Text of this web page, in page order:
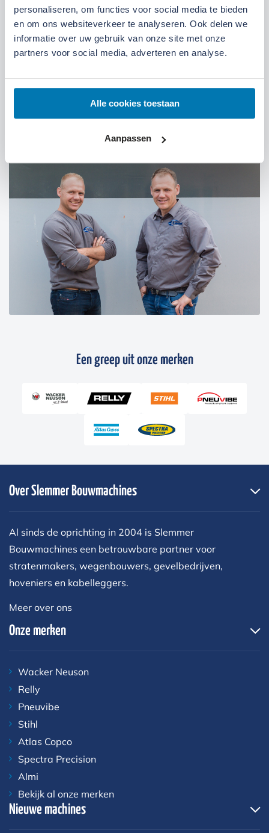
personaliseren, om functies voor social media te bieden
en om ons websiteverkeer te analyseren. Ook delen we
informatie over uw gebruik van onze site met onze
partners voor social media, adverteren en analyse.
Alle cookies toestaan
Aanpassen
We zijn gevestigd aan de Broeksteeg 1 in Ede.
Maandag t/m zaterdag open. Bereikbaar via0318-
07:00 tot 17:30 uur Maandag t/m vrijdag
Een greep uit onze merken
Over Slemmer Bouwmachines
Al sinds de oprichting in 2004 is Slemmer
Bouwmachines een betrouwbare partner voor
stratenmakers, wegenbouwers, gevelbedrijven,
hoveniers en kabelleggers.
Meer over ons
Onze merken
Wacker Neuson
Relly
Pneuvibe
Stihl
Atlas Copco
Spectra Precision
Almi
Bekijk al onze merken
Nieuwe machines